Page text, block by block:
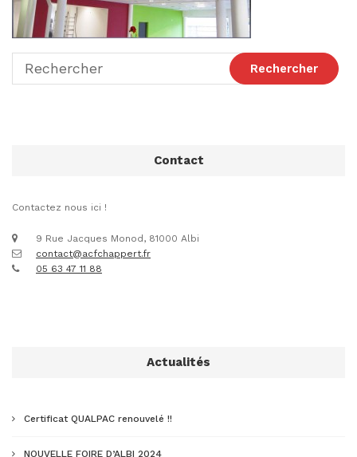
Contact
Contactez nous ici !
9 Rue Jacques Monod, 81000 Albi
contact@acfchappert.fr
05 63 47 11 88
Actualités
Certificat QUALPAC renouvelé !!
NOUVELLE FOIRE D’ALBI 2024